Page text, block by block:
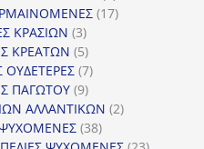
προϊόντα
1717
ΚΡΑΣΙΩΝ 33
προϊόντα
ΚΡΕΑΤΩΝ 55
προϊόντα
ΟΥΔΕΤΕΡΕΣ 77
ΠΑΓΩΤΟΥ 99
προϊόντα
ΑΛΛΑΝΤΙΚΩΝ 22
ΨΥΧΟΜΕΝΕΣ 3838
προϊόντα
23